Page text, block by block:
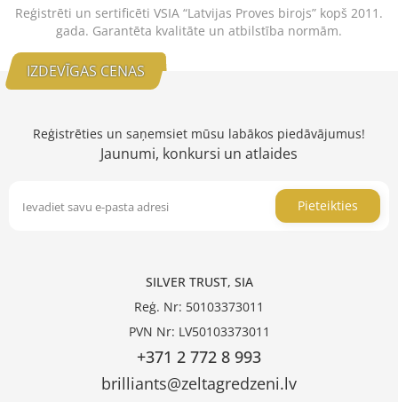
Reģistrēti un sertificēti VSIA “Latvijas Proves birojs” kopš 2011.
gada. Garantēta kvalitāte un atbilstība normām.
IZDEVĪGAS CENAS
Reģistrēties un saņemsiet mūsu labākos piedāvājumus!
Jaunumi, konkursi un atlaides
Pieteikties
SILVER TRUST, SIA
Reģ. Nr: 50103373011
PVN Nr: LV50103373011
+371 2 772 8 993
brilliants@zeltagredzeni.lv